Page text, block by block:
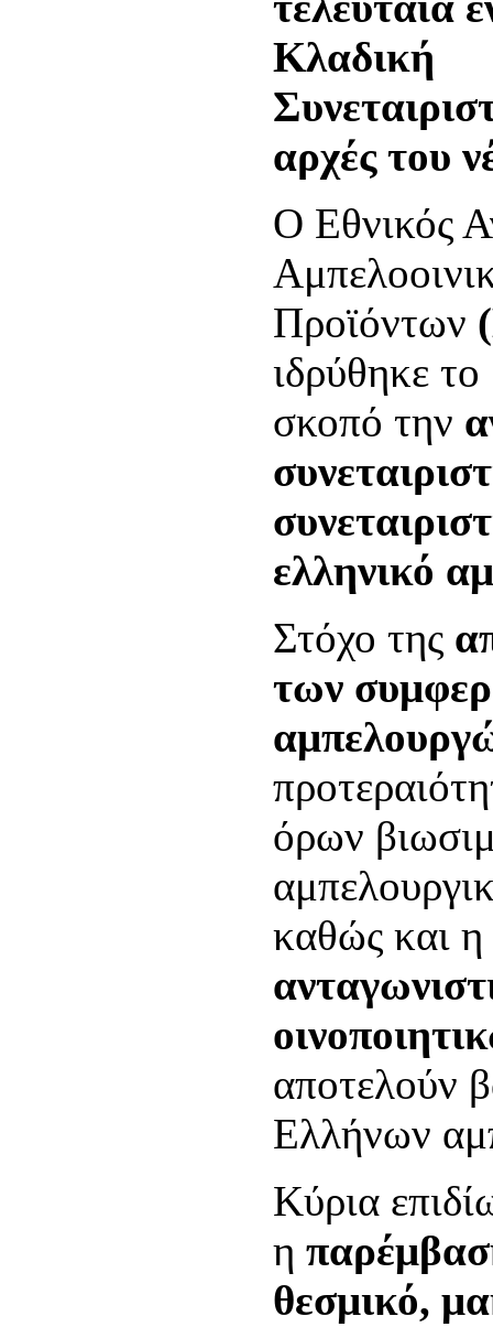
Κλαδική
αρχές του
Ο Εθνικός
Προϊόντων
ιδρύθηκε
σκοπό την
ελληνικό
Στόχο της
των
όρων
καθώς και
αποτελούν
Ελλήνων
Κύρια
η
θεσμικό,